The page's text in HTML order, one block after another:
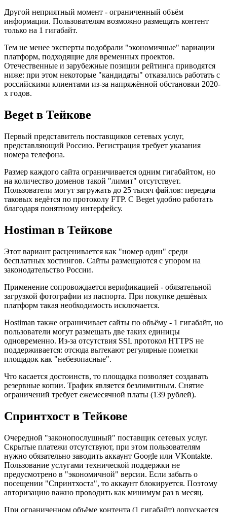
Другой неприятный момент - ограниченный объём
информации. Пользователям возможно размещать контент
только на 1 гигабайт.
Тем не менее эксперты подобрали "экономичные" вариации
платформ, подходящие для временных проектов.
Отечественные и зарубежные позиции рейтинга приводятся
ниже: при этом некоторые "кандидаты" отказались работать с
российскими клиентами из-за напряжённой обстановки 2020-
х годов.
Beget в Тейкове
Первый представитель поставщиков сетевых услуг,
представляющий Россию. Регистрация требует указания
номера телефона.
Размер каждого сайта ограничивается одним гигабайтом, но
на количество доменов такой "лимит" отсутствует.
Пользователи могут загружать до 25 тысяч файлов: передача
таковых ведётся по протоколу FTP. С Beget удобно работать
благодаря понятному интерфейсу.
Hostiman в Тейкове
Этот вариант расценивается как "номер один" среди
бесплатных хостингов. Сайты размещаются с упором на
законодательство России.
Применение сопровождается верификацией - обязательной
загрузкой фотографии из паспорта. При покупке дешёвых
платформ такая необходимость исключается.
Hostiman также ограничивает сайты по объёму - 1 гигабайт, но
пользователи могут размещать две таких единицы
одновременно. Из-за отсутствия SSL протокол HTTPS не
поддерживается: отсюда вытекают регулярные пометки
площадок как "небезопасные".
Что касается достоинств, то площадка позволяет создавать
резервные копии. Трафик является безлимитным. Снятие
ограничений требует ежемесячной платы (139 рублей).
Спринтхост в Тейкове
Очередной "законопослушный" поставщик сетевых услуг.
Скрытые платежи отсутствуют, при этом пользователям
нужно обязательно заводить аккаунт Google или VKontakte.
Пользование услугами технической поддержки не
предусмотрено в "экономичной" версии. Если забыть о
посещении "Спринтхоста", то аккаунт блокируется. Поэтому
авторизацию важно проводить как минимум раз в месяц.
При ограниченном объёме контента (1 гигабайт) допускается